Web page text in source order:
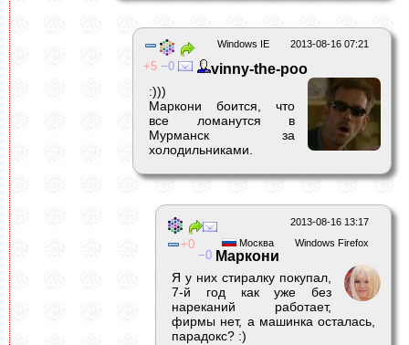
2013-08-16 07:21
Windows IE
5 0 vinny-the-poo
:)))
Маркони боится, что
все ломанутся в
Мурманск за
холодильниками.
2013-08-16 13:17
Windows Firefox
Москва
0
0 Маркони
Я у них стиралку покупал,
7-й год как уже без
нареканий работает,
фирмы нет, а машинка осталась,
парадокс? :)